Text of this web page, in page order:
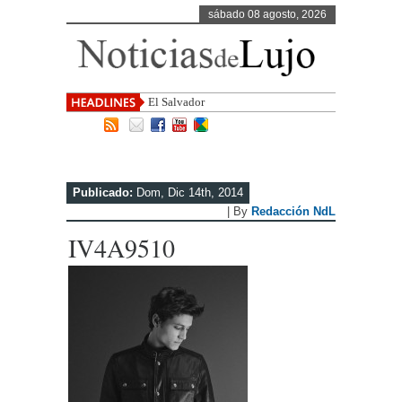
sábado 08 agosto, 2026
El Salvador, uno de los destinos
Publicado: Dom, Dic 14th, 2014
| By Redacción NdL
IV4A9510